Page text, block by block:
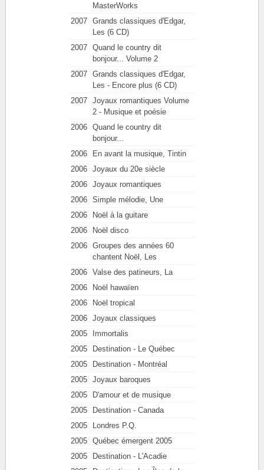
MasterWorks
2007 Grands classiques d'Edgar,
Les (6 CD)
2007 Quand le country dit
bonjour... Volume 2
2007 Grands classiques d'Edgar,
Les - Encore plus (6 CD)
2007 Joyaux romantiques Volume
2 - Musique et poésie
2006 Quand le country dit
bonjour...
2006
En avant la musique, Tintin
2006 Joyaux du 20e siècle
2006 Joyaux romantiques
2006 Simple mélodie, Une
2006
Noël à la guitare
2006
Noël disco
2006 Groupes des années 60
chantent Noël, Les
2006 Valse des patineurs, La
2006
Noël hawaïen
2006
Noël tropical
2006 Joyaux classiques
2005
Immortalis
2005
Destination - Le Québec
2005
Destination - Montréal
2005 Joyaux baroques
2005
D'amour et de musique
2005
Destination - Canada
2005
Londres P.Q.
2005 Québec émergent 2005
2005
Destination - L'Acadie